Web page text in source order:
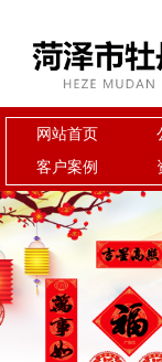
网站首页
客户案例